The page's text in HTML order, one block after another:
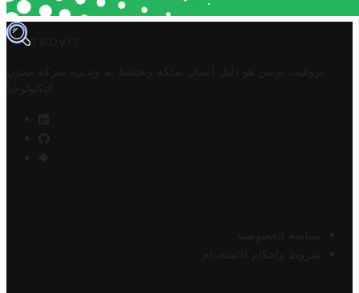
TROVIT
تروفيت تونس هو دليل أعمال تملكه وتحتفظ به وتديره
شركة مخزن
التكنولوجيا
سياسة الخصوصية
شروط وأحكام الاستخدام